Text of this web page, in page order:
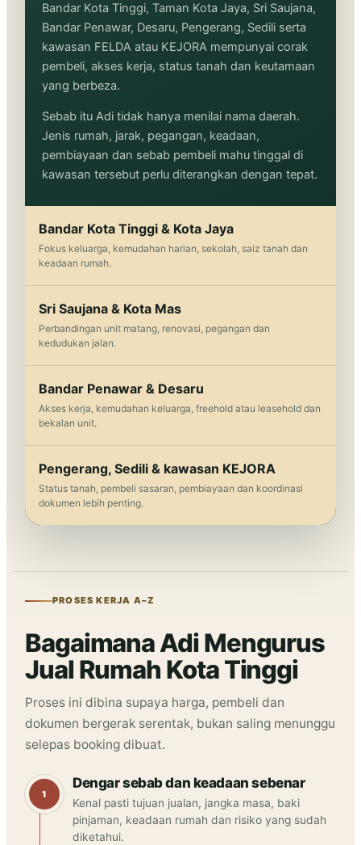
Bandar Kota Tinggi, Taman Kota Jaya, Sri Saujana,
Bandar Penawar, Desaru, Pengerang, Sedili serta
kawasan FELDA atau KEJORA mempunyai corak
pembeli, akses kerja, status tanah dan keutamaan
yang berbeza.
Sebab itu Adi tidak hanya menilai nama daerah.
Jenis rumah, jarak, pegangan, keadaan,
pembiayaan dan sebab pembeli mahu tinggal di
kawasan tersebut perlu diterangkan dengan tepat.
Bandar Kota Tinggi & Kota Jaya
Fokus keluarga, kemudahan harian, sekolah, saiz tanah dan
keadaan rumah.
Sri Saujana & Kota Mas
Perbandingan unit matang, renovasi, pegangan dan
kedudukan jalan.
Bandar Penawar & Desaru
Akses kerja, kemudahan keluarga, freehold atau leasehold dan
bekalan unit.
Pengerang, Sedili & kawasan KEJORA
Status tanah, pembeli sasaran, pembiayaan dan koordinasi
dokumen lebih penting.
PROSES KERJA A–Z
Bagaimana Adi Mengurus
Jual Rumah Kota Tinggi
Proses ini dibina supaya harga, pembeli dan
dokumen bergerak serentak, bukan saling menunggu
selepas booking dibuat.
Dengar sebab dan keadaan sebenar
Kenal pasti tujuan jualan, jangka masa, baki
pinjaman, keadaan rumah dan risiko yang sudah
diketahui.